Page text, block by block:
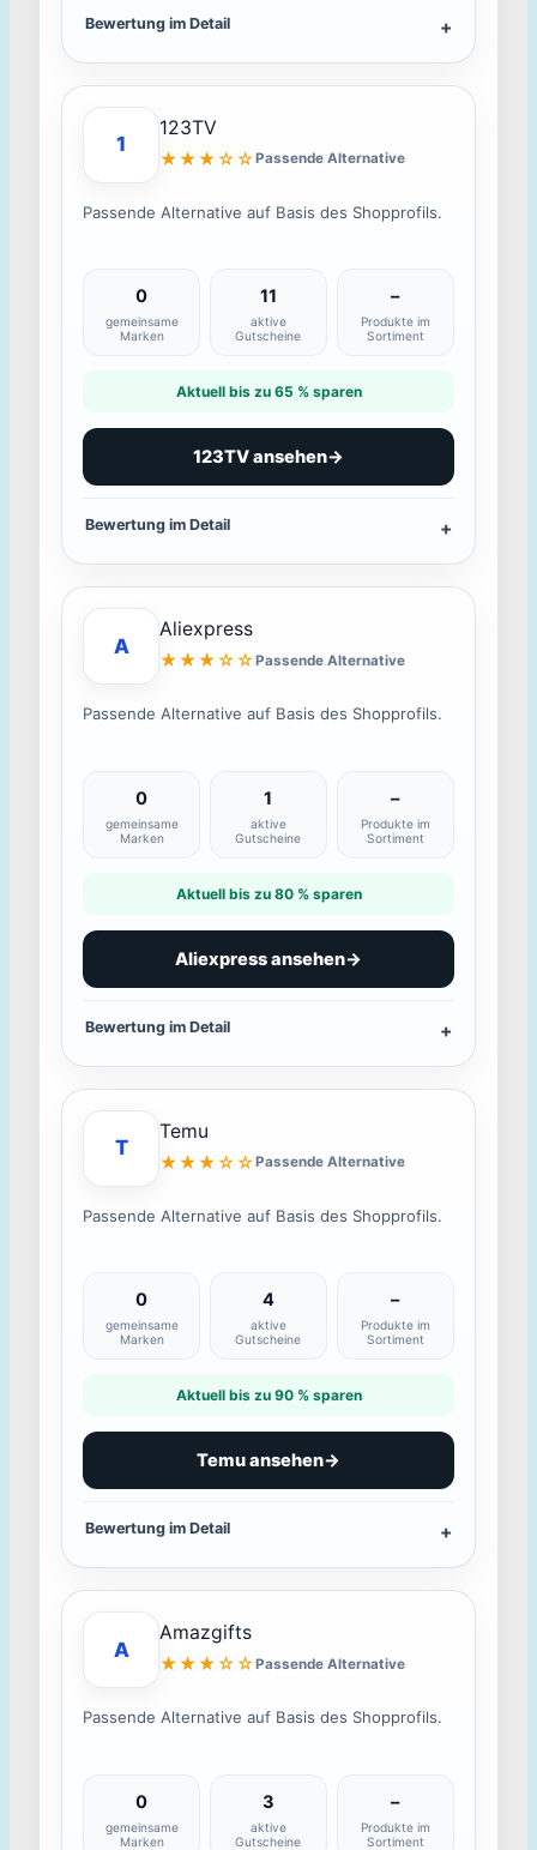
Bewertung im Detail
1
123TV
★★★☆☆Passende Alternative
Passende Alternative auf Basis des Shopprofils.
0
gemeinsame
Marken
11
aktive
Gutscheine
–
Produkte im
Sortiment
Aktuell bis zu 65 % sparen
123TV ansehen→
Bewertung im Detail
A
Aliexpress
★★★☆☆Passende Alternative
Passende Alternative auf Basis des Shopprofils.
0
gemeinsame
Marken
1
aktive
Gutscheine
–
Produkte im
Sortiment
Aktuell bis zu 80 % sparen
Aliexpress ansehen→
Bewertung im Detail
T
Temu
★★★☆☆Passende Alternative
Passende Alternative auf Basis des Shopprofils.
0
gemeinsame
Marken
4
aktive
Gutscheine
–
Produkte im
Sortiment
Aktuell bis zu 90 % sparen
Temu ansehen→
Bewertung im Detail
A
Amazgifts
★★★☆☆Passende Alternative
Passende Alternative auf Basis des Shopprofils.
0
gemeinsame
Marken
3
aktive
Gutscheine
–
Produkte im
Sortiment